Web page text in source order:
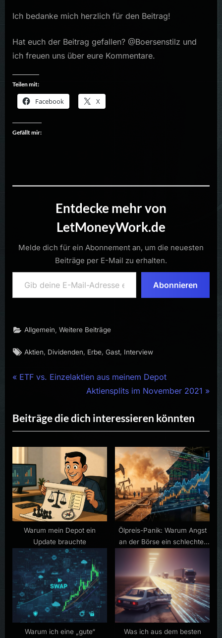
Ich bedanke mich herzlich für den Beitrag!
Hat euch der Beitrag gefallen? @Boersenstilz und
ich freuen uns über eure Kommentare.
Teilen mit:
Facebook X
Gefällt mir:
Entdecke mehr von
LetMoneyWork.de
Melde dich für ein Abonnement an, um die neuesten
Beiträge per E-Mail zu erhalten.
Gib deine E-Mail-Adresse ein ...
Abonnieren
Allgemein ,Weitere Beiträge
Tags:
Aktien Dividenden Erbe ,Gast Interview
Beitragsnavigation
P
v
i
o
P
o
s
ETF vs. Einzelaktien aus meinem Depot
N
x
t
P
o
s
t
:
Aktiensplits im November 2021
Beiträge die dich interessieren könnten
Warum mein Depot ein
Update brauchte
Ölpreis-Panik: Warum Angst
an der Börse ein schlechter
Berater ist
Warum ich eine „gute“
Was ich aus dem besten